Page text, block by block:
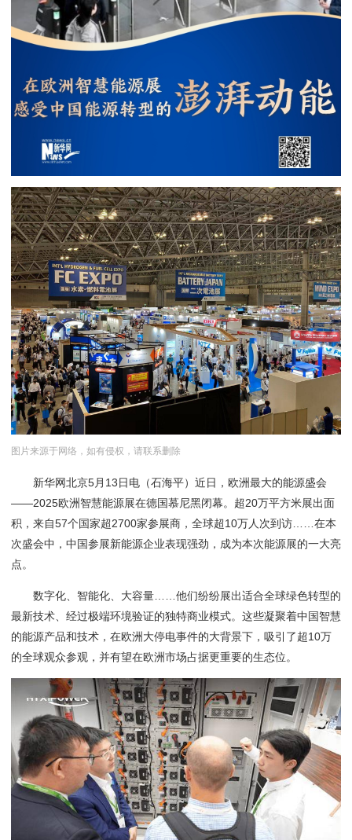
图片来源于网络，如有侵权，请联系删除
新华网北京5月13日电（石海平）近日，欧洲最大的能源盛会
——2025欧洲智慧能源展在德国慕尼黑闭幕。超20万平方米展出面
积，来自57个国家超2700家参展商，全球超10万人次到访……在本
次盛会中，中国参展新能源企业表现强劲，成为本次能源展的一大亮
点。
数字化、智能化、大容量……他们纷纷展出适合全球绿色转型的
最新技术、经过极端环境验证的独特商业模式。这些凝聚着中国智慧
的能源产品和技术，在欧洲大停电事件的大背景下，吸引了超10万
的全球观众参观，并有望在欧洲市场占据更重要的生态位。